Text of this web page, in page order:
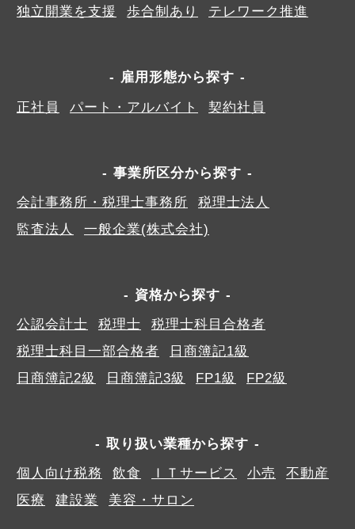
独立開業を支援
歩合制あり テレワーク推進
雇用形態から探す
正社員
パート・アルバイト 契約社員
事業所区分から探す
会計事務所・税理士事務所
税理士法人
監査法人
一般企業(株式会社)
資格から探す
公認会計士
税理士
税理士科目合格者
税理士科目一部合格者
日商簿記1級
日商簿記2級
日商簿記3級 FP1級 FP2級
取り扱い業種から探す
個人向け税務
飲食 ＩＴサービス 小売
不動産
医療
建設業 美容・サロン